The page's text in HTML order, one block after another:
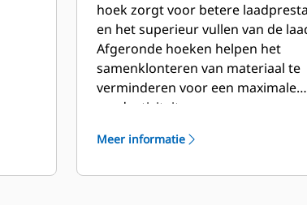
hoek zorgt voor betere
en het superieur vullen van de
Afgeronde hoeken helpen het
samenklonteren van materiaal te
verminderen voor een maximale
productiviteit.
Meer informatie